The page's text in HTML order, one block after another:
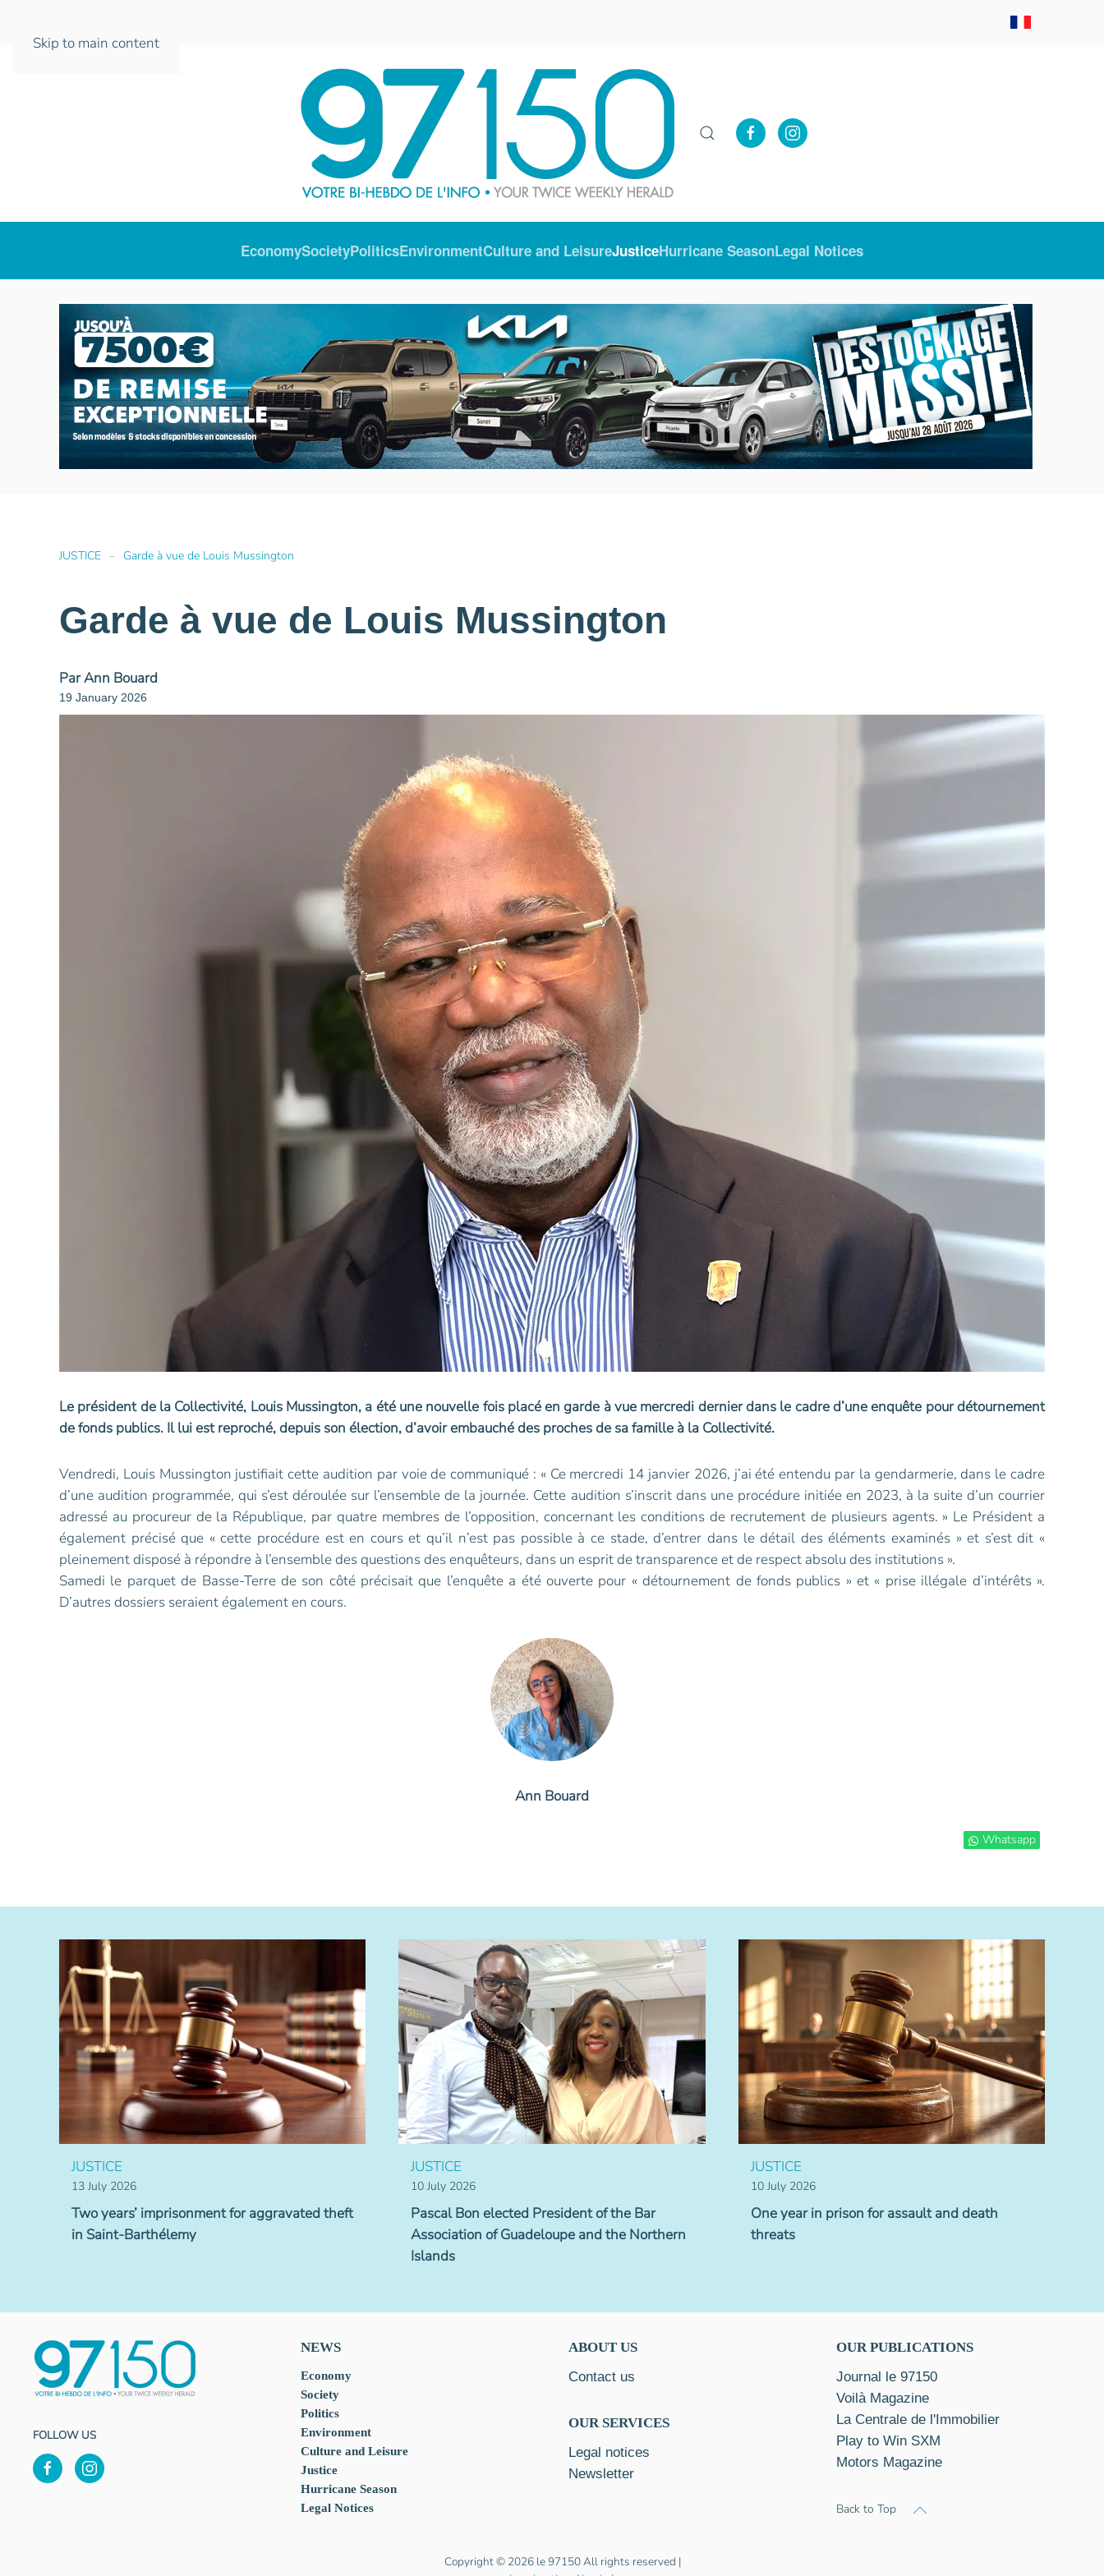
Skip to main content
EconomySocietyPoliticsEnvironmentCulture and LeisureJusticeHurricane SeasonLegal Notices
JUSTICE Garde à vue de Louis Mussington
Garde à vue de Louis Mussington
Par Ann Bouard
19 January 2026
Le président de la Collectivité, Louis Mussington, a été une nouvelle fois placé en garde à vue mercredi dernier dans le cadre d’une enquête pour détournement
de fonds publics. Il lui est reproché, depuis son élection, d’avoir embauché des proches de sa famille à la Collectivité.
Vendredi, Louis Mussington justifiait cette audition par voie de communiqué : « Ce mercredi 14 janvier 2026, j’ai été entendu par la gendarmerie, dans le cadre
d’une audition programmée, qui s’est déroulée sur l’ensemble de la journée. Cette audition s’inscrit dans une procédure initiée en 2023, à la suite d’un courrier
adressé au procureur de la République, par quatre membres de l’opposition, concernant les conditions de recrutement de plusieurs agents. » Le Président a
également précisé que « cette procédure est en cours et qu’il n’est pas possible à ce stade, d’entrer dans le détail des éléments examinés » et s’est dit «
pleinement disposé à répondre à l’ensemble des questions des enquêteurs, dans un esprit de transparence et de respect absolu des institutions ».
Samedi le parquet de Basse-Terre de son côté précisait que l’enquête a été ouverte pour « détournement de fonds publics » et « prise illégale d’intérêts ».
D’autres dossiers seraient également en cours.
Ann Bouard
Whatsapp
JUSTICE
13 July 2026
Two years’ imprisonment for aggravated theft
in Saint-Barthélemy
JUSTICE
10 July 2026
Pascal Bon elected President of the Bar
Association of Guadeloupe and the Northern
Islands
JUSTICE
10 July 2026
One year in prison for assault and death
threats
FOLLOW US
NEWS
Economy
Society
Politics
Environment
Culture and Leisure
Justice
Hurricane Season
Legal Notices
ABOUT US
Contact us
OUR SERVICES
Legal notices
Newsletter
OUR PUBLICATIONS
Journal le 97150
Voilà Magazine
La Centrale de l'Immobilier
Play to Win SXM
Motors Magazine
Back to Top
Copyright © 2026 le 97150 All rights reserved |